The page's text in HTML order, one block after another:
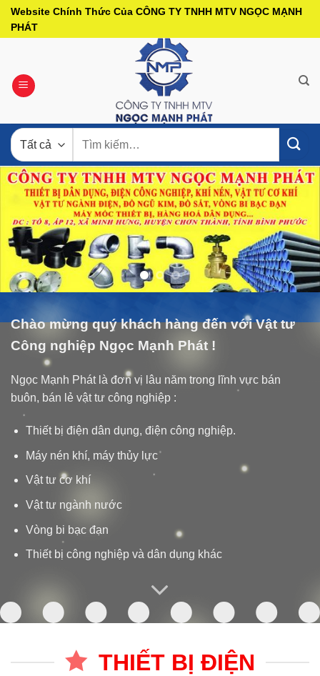
Bỏ
qua
Website Chính Thức Của CÔNG TY TNHH MTV NGỌC MẠNH
PHÁT
kiếm:
Chào mừng quý khách hàng đến với Vật tư
Công nghiệp Ngọc Mạnh Phát !
Ngọc Mạnh Phát là đơn vị lâu năm trong lĩnh vực bán
buôn, bán lẻ vật tư công nghiệp :
Thiết bị điện dân dụng, điện công nghiệp.
Máy nén khí, máy thủy lực
Vật tư cơ khí
Vật tư ngành nước
Vòng bi bạc đạn
Thiết bị công nghiệp và dân dụng khác
THIẾT BỊ ĐIỆN